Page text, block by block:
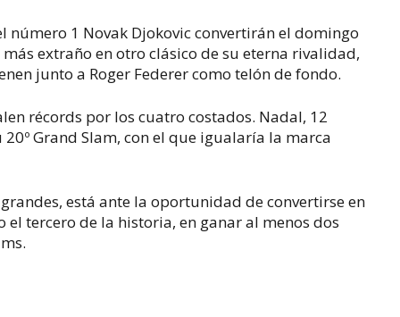
número 1 Novak Djokovic convertirán el domingo
extraño en otro clásico de su eterna rivalidad,
junto a Roger Federer como telón de fondo.
récords por los cuatro costados. Nadal, 12
Grand Slam, con el que igualaría la marca
está ante la oportunidad de convertirse en
tercero de la historia, en ganar al menos dos